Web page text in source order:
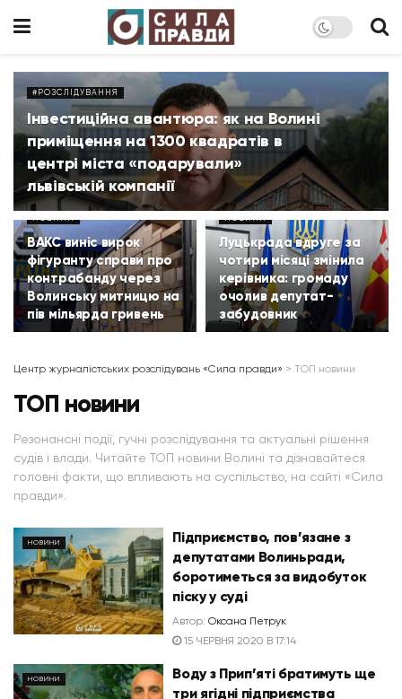
#РОЗСЛІДУВАННЯ
Інвестиційна авантюра: як на Волині
приміщення на 1300 квадратів в
центрі міста «подарували»
львівській компанії
НОВИНИ
ВАКС виніс вирок
фігуранту справи про
контрабанду через
Волинську митницю на
пів мільярда гривень
НОВИНИ
Луцькрада вдруге за
чотири місяці змінила
керівника: громаду
очолив депутат-
забудовник
Центр журналістських розслідувань «Сила правди» > ТОП новини
ТОП новини
Резонансні події, гучні розслідування та актуальні рішення
судів і влади. Читайте ТОП новини Волині та дізнавайтеся
головні факти, що впливають на суспільство, на сайті «Сила
правди».
НОВИНИ
Підприємство, пов’язане з
депутатами Волиньради,
боротиметься за видобуток
піску у суді
Автор: Оксана Петрук
15 ЧЕРВНЯ 2020 В 17:14
НОВИНИ
Воду з Прип’яті братимуть ще
три ягідні підприємства